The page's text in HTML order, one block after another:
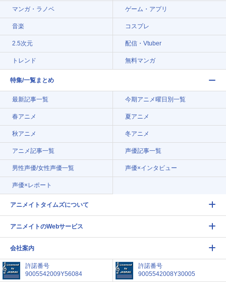
マンガ・ラノベ ゲーム・アプリ
音楽 コスプレ
2.5次元 配信・Vtuber
トレンド 無料マンガ
特集/一覧まとめ
最新記事一覧 今期アニメ曜日別一覧
春アニメ 夏アニメ
秋アニメ 冬アニメ
アニメ記事一覧 声優記事一覧
男性声優/女性声優一覧 声優×インタビュー
声優×レポート
アニメイトタイムズについて
アニメイトのWebサービス
会社案内
許諾番号
9005542009Y56084
許諾番号
9005542008Y30005